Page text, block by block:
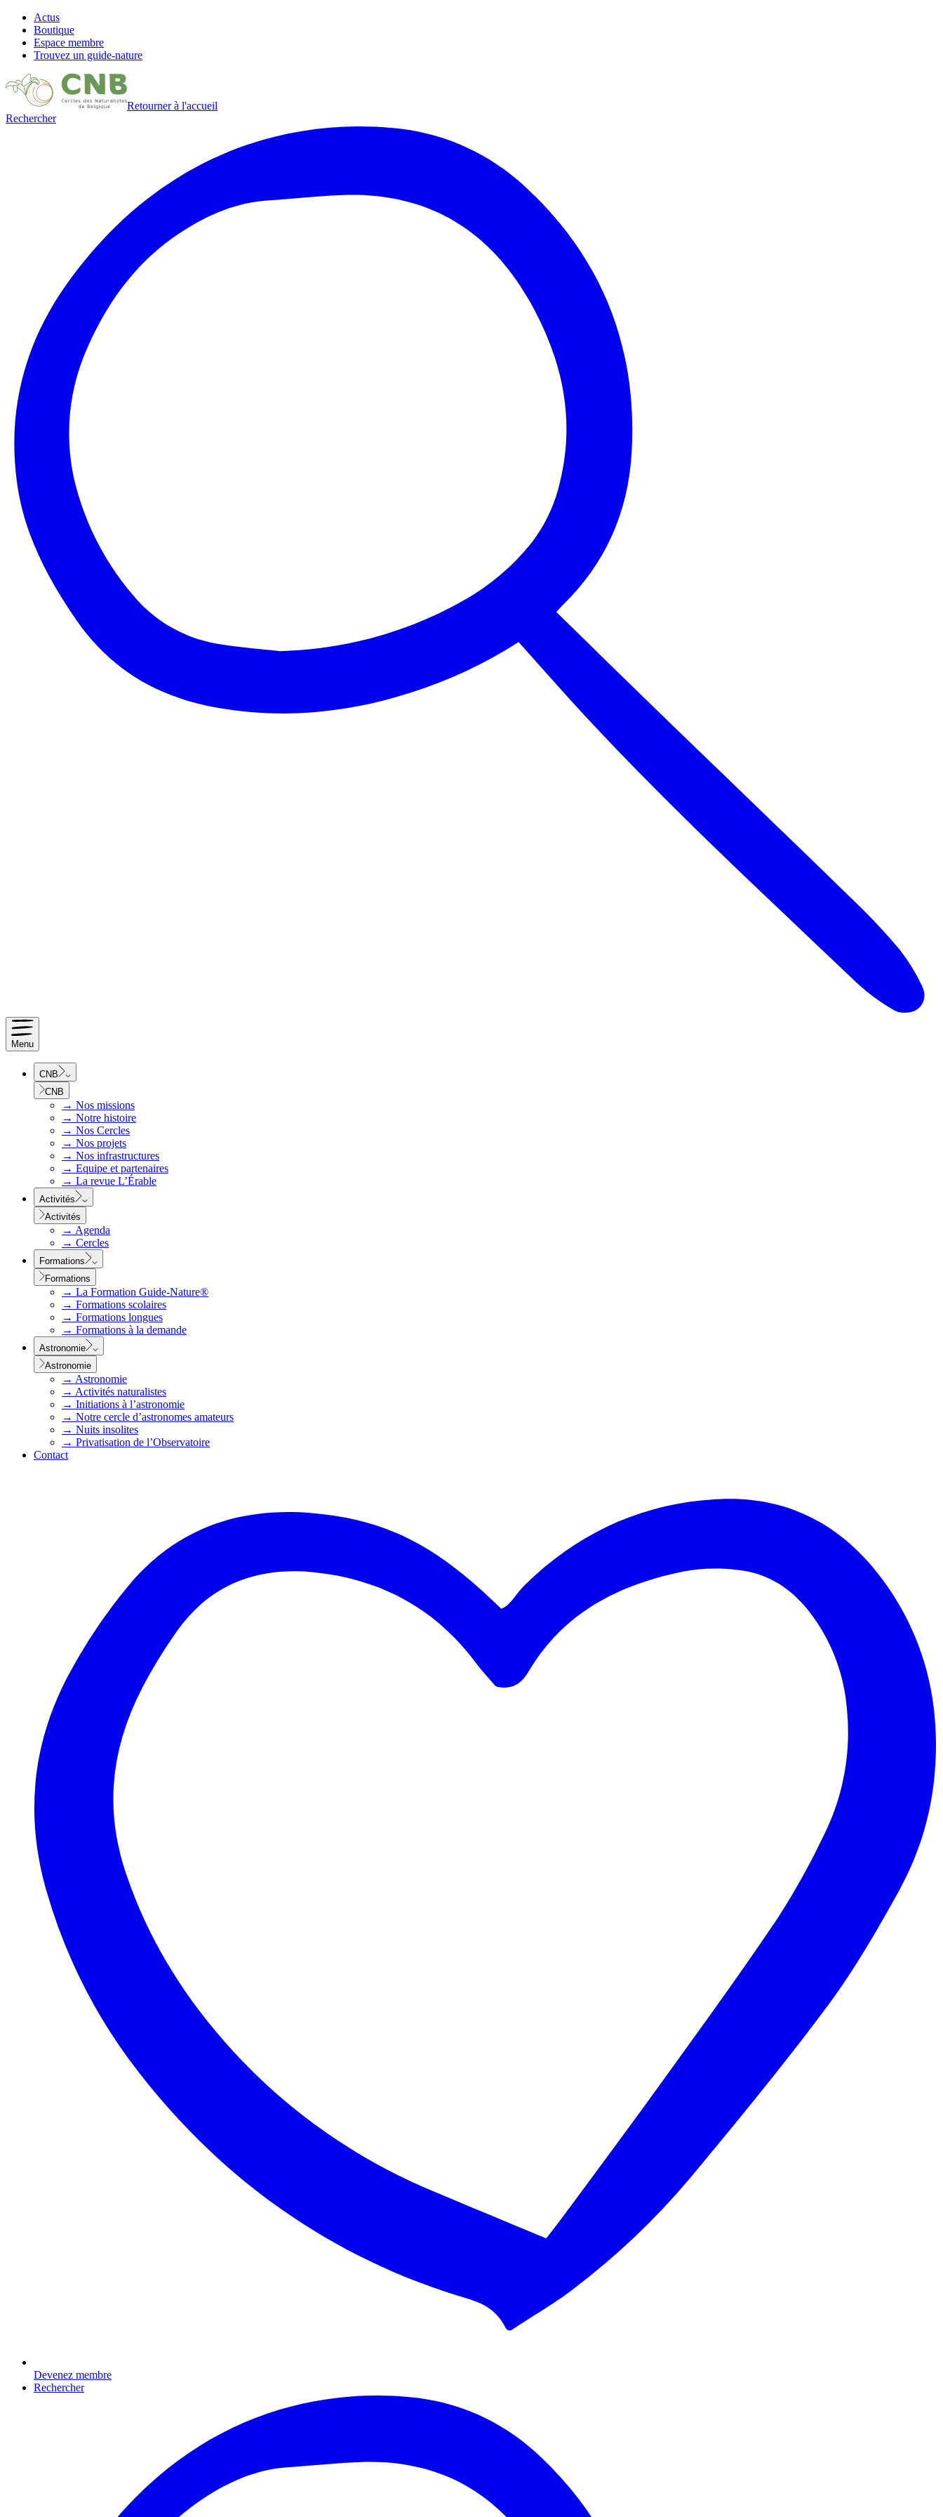
Actus
Boutique
Espace membre
Trouvez un guide-nature
Retourner à l'accueil
Rechercher
Menu
CNB
CNB
→ Nos missions
→ Notre histoire
→ Nos Cercles
→ Nos projets
→ Nos infrastructures
→ Equipe et partenaires
→ La revue L’Érable
Activités
Activités
→ Agenda
→ Cercles
Formations
Formations
→ La Formation Guide-Nature®
→ Formations scolaires
→ Formations longues
→ Formations à la demande
Astronomie
Astronomie
→ Astronomie
→ Activités naturalistes
→ Initiations à l’astronomie
→ Notre cercle d’astronomes amateurs
→ Nuits insolites
→ Privatisation de l’Observatoire
Contact
Devenez membre
Rechercher